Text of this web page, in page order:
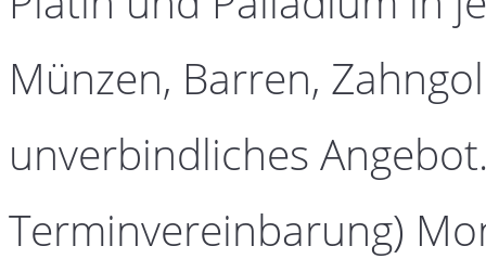
Münzen, Barren,
unverbindliches
Terminvereinbarung)